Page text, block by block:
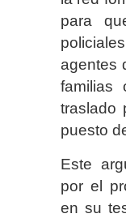
para
agentes
familias
traslado
puesto
Este
por el
en su